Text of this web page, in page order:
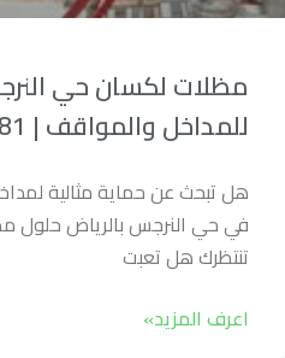
مظلات لكسان حي
للمداخل والمواقف | 0556226781
هل تبحث عن حماية مثالية
في حي النرجس بالرياض حلول
تنتظرك هل تعبت
اعرف المزيد»